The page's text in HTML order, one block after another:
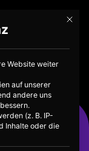
Mit
Website weiter
auf unserer
andere uns
(z. B. IP-
Inhalte oder die